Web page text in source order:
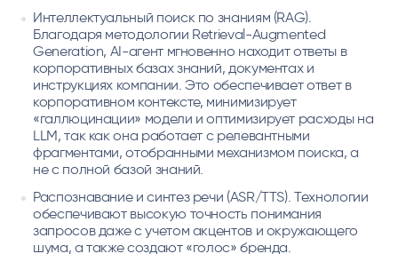
Интеллектуальный поиск по знаниям (RAG).
Благодаря методологии Retrieval-Augmented
Generation, AI-агент мгновенно находит ответы в
корпоративных базах знаний, документах и
инструкциях компании. Это обеспечивает ответ в
корпоративном контексте, минимизирует
«галлюцинации» модели и оптимизирует расходы на
LLM, так как она работает с релевантными
фрагментами, отобранными механизмом поиска, а
не с полной базой знаний.
Распознавание и синтез речи (ASR/TTS). Технологии
обеспечивают высокую точность понимания
запросов даже с учетом акцентов и окружающего
шума, а также создают «голос» бренда.